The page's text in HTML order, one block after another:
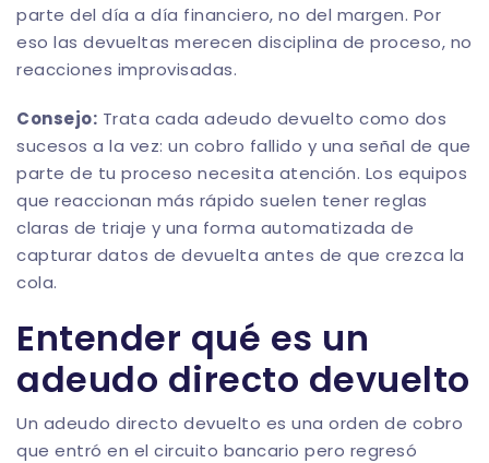
parte del día a día financiero, no del margen. Por
eso las devueltas merecen disciplina de proceso, no
reacciones improvisadas.
Consejo: Trata cada adeudo devuelto como dos
sucesos a la vez: un cobro fallido y una señal de que
parte de tu proceso necesita atención. Los equipos
que reaccionan más rápido suelen tener reglas
claras de triaje y una forma automatizada de
capturar datos de devuelta antes de que crezca la
cola.
Entender qué es un
adeudo directo devuelto
Un adeudo directo devuelto es una orden de cobro
que entró en el circuito bancario pero regresó